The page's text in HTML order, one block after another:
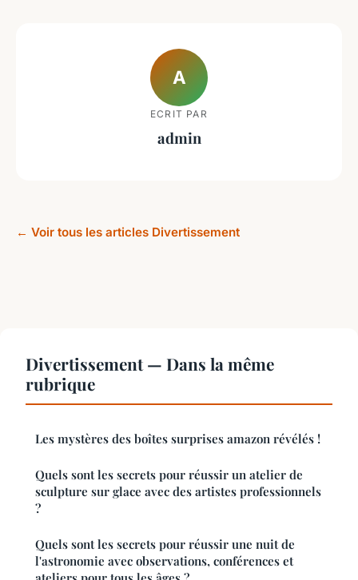
A
ECRIT PAR
admin
← Voir tous les articles Divertissement
Divertissement — Dans la même
rubrique
Les mystères des boîtes surprises amazon révélés !
Quels sont les secrets pour réussir un atelier de
sculpture sur glace avec des artistes professionnels
?
Quels sont les secrets pour réussir une nuit de
l'astronomie avec observations, conférences et